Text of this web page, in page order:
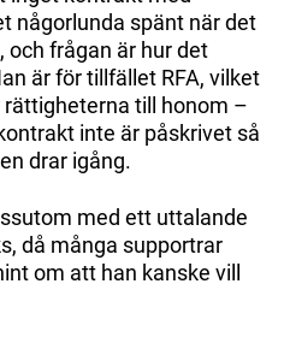
någorlunda spänt när det
frågan är hur det
är för tillfället RFA, vilket
till honom –
inte är påskrivet så
drar igång.
med ett uttalande
då många supportrar
om att han kanske vill